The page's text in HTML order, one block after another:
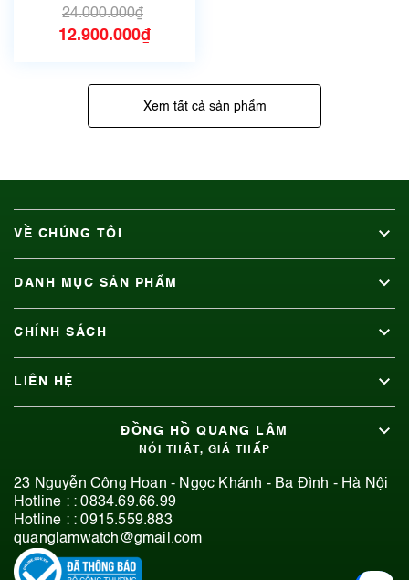
24.000.000₫
12.900.000₫
Xem tất cả sản phẩm
VỀ CHÚNG TÔI
DANH MỤC SẢN PHẨM
CHÍNH SÁCH
LIÊN HỆ
ĐỒNG HỒ QUANG LÂM
NÓI THẬT, GIÁ THẤP
23 Nguyễn Công Hoan - Ngọc Khánh - Ba Đình - Hà Nội
Hotline : :0834.69.66.99
Hotline : :0915.559.883
quanglamwatch@gmail.com